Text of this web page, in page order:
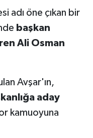
adı öne çıkan bir
başkan
Ali Osman
Avşar'ın,
aday
kamuoyuna